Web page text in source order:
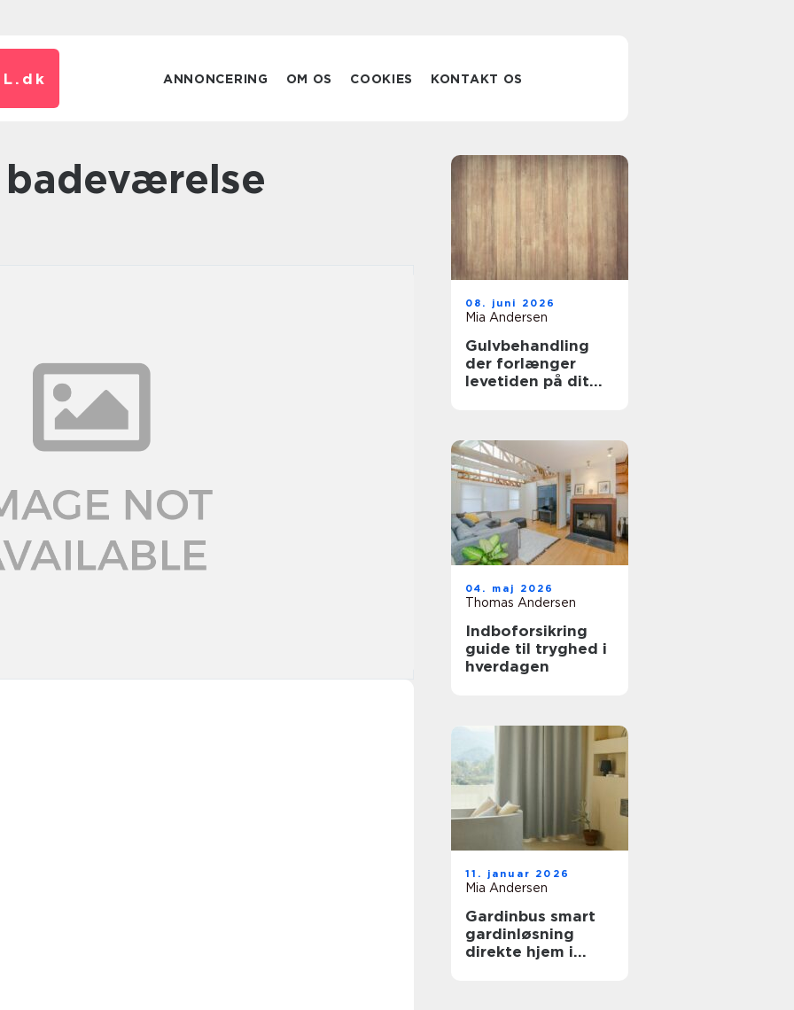
dk ANNONCERING OM OS COOKIES KONTAKT OS
badeværelse
08. juni 2026
Mia Andersen
Gulvbehandling
der forlænger
levetiden på dit
04. maj 2026
Thomas Andersen
Indboforsikring
guide til tryghed i
hverdagen
11. januar 2026
Mia Andersen
Gardinbus smart
gardinløsning
direkte hjem i